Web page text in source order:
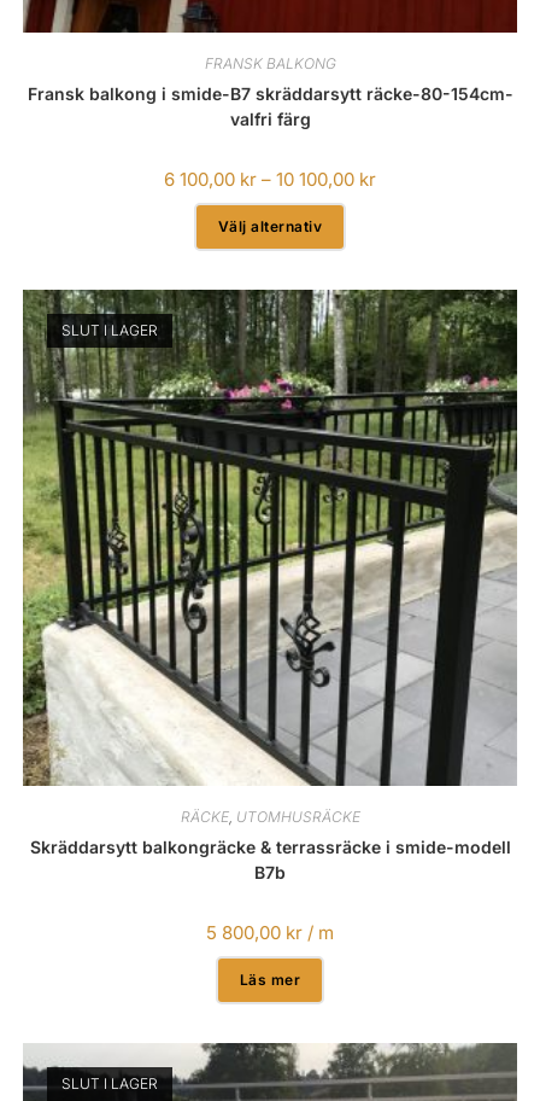
FRANSK BALKONG
Fransk balkong i smide-B7 skräddarsytt räcke-80-154cm-
valfri färg
6 100,00 kr – 10 100,00 kr
Välj alternativ
SLUT I LAGER
RÄCKE, UTOMHUSRÄCKE
Skräddarsytt balkongräcke & terrassräcke i smide-modell
B7b
5 800,00 kr / m
Läs mer
SLUT I LAGER